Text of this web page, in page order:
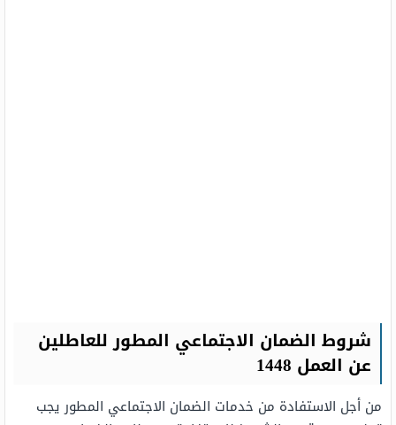
شروط الضمان الاجتماعي المطور للعاطلين
عن العمل 1448
من أجل الاستفادة من خدمات الضمان الاجتماعي المطور يجب